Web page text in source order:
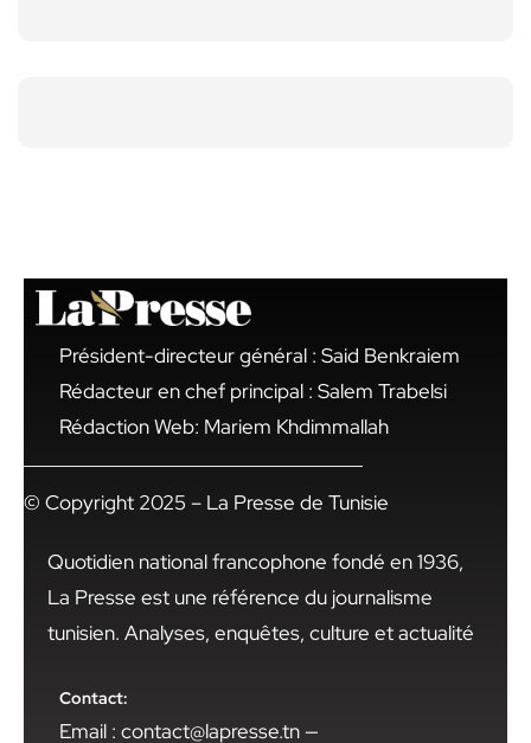
Président-directeur général : Said Benkraiem
Rédacteur en chef principal : Salem Trabelsi
Rédaction Web: Mariem Khdimmallah
© Copyright 2025 – La Presse de Tunisie
Quotidien national francophone fondé en 1936,
La Presse est une référence du journalisme
tunisien. Analyses, enquêtes, culture et actualité
Contact:
Email : contact@lapresse.tn —